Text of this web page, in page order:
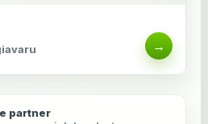
→
partner